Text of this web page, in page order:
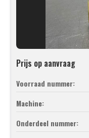
Prijs op aanvraag
Voorraad nummer:
Machine:
Onderdeel nummer: